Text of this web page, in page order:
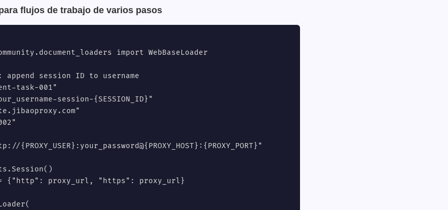
flujos de trabajo de varios pasos
import WebBaseLoader
session ID to username
task-001"
session-{SESSION_ID}"
= {"http": proxy_url, "https": proxy_url}